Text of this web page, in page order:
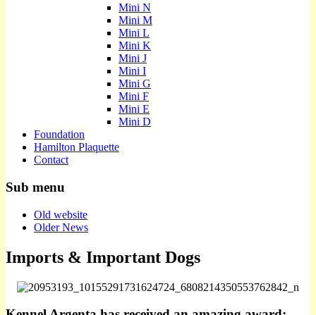
Mini N
Mini M
Mini L
Mini K
Mini J
Mini I
Mini G
Mini F
Mini E
Mini D
Foundation
Hamilton Plaquette
Contact
Sub menu
Old website
Older News
Imports & Important Dogs